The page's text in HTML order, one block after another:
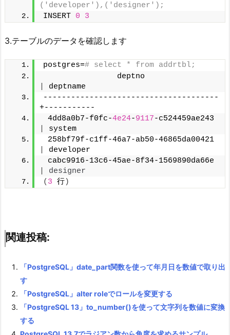
('developer'),('designer');
INSERT 0 3
3.テーブルのデータを確認します
postgres=# select * from addrtbl;
deptname
--------------------------------------
+-----------
4dd8a0b7-f0fc-4e24-9117
system
developer
designer
( 3 行)
関連投稿:
「PostgreSQL」date_part関数を使って年月日を数値で取り出
す
「PostgreSQL」alter roleでロールを変更する
「PostgreSQL 13」to_number()を使って文字列を数値に変換
する